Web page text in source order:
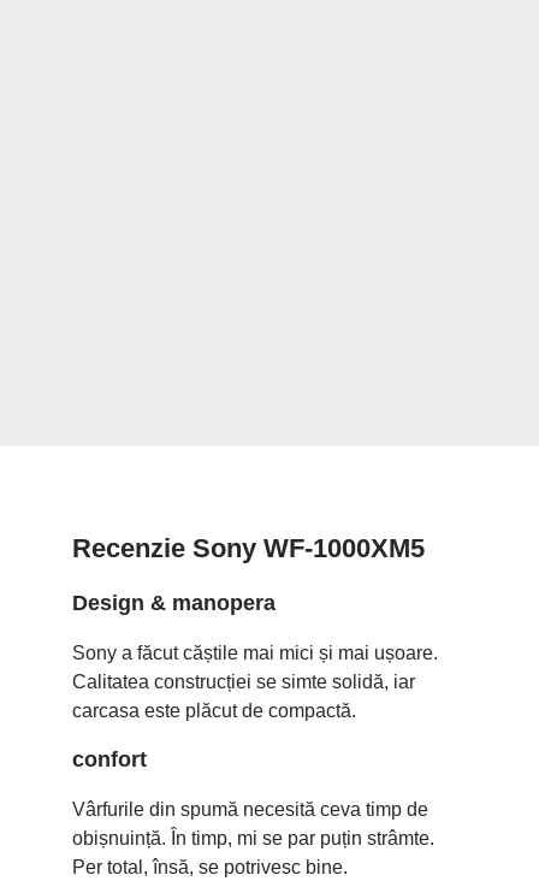
Recenzie Sony WF-1000XM5
Design & manopera
Sony a făcut căștile mai mici și mai ușoare.
Calitatea construcției se simte solidă, iar
carcasa este plăcut de compactă.
confort
Vârfurile din spumă necesită ceva timp de
obișnuință. În timp, mi se par puțin strâmte.
Per total, însă, se potrivesc bine.